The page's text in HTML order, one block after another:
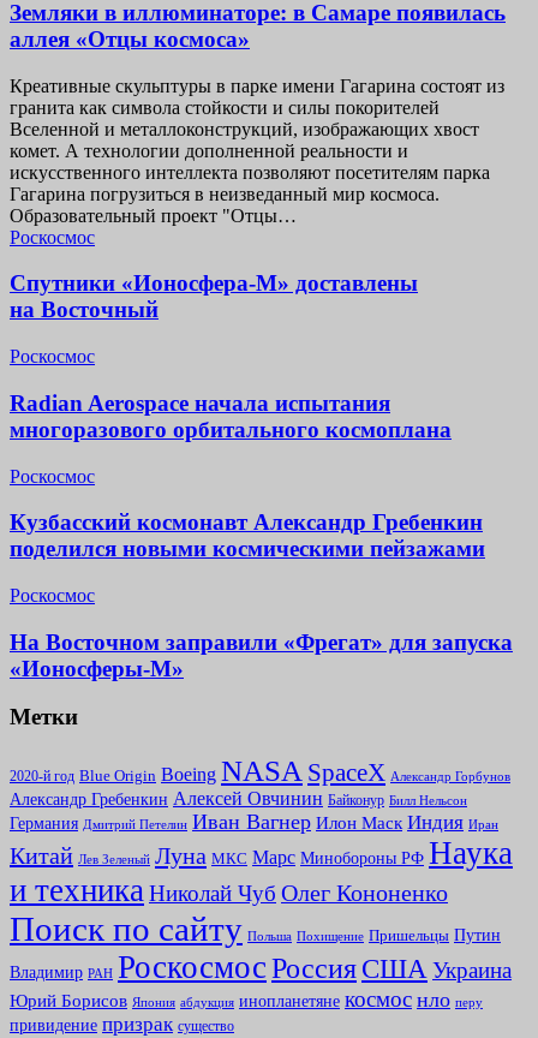
Земляки в иллюминаторе: в Самаре появилась
аллея «Отцы космоса»
Креативные скульптуры в парке имени Гагарина состоят из
гранита как символа стойкости и силы покорителей
Вселенной и металлоконструкций, изображающих хвост
комет. А технологии дополненной реальности и
искусственного интеллекта позволяют посетителям парка
Гагарина погрузиться в неизведанный мир космоса.
Образовательный проект "Отцы…
Роскосмос
Спутники «Ионосфера-М» доставлены
на Восточный
Роскосмос
Radian Aerospace начала испытания
многоразового орбитального космоплана
Роскосмос
Кузбасский космонавт Александр Гребенкин
поделился новыми космическими пейзажами
Роскосмос
На Восточном заправили «Фрегат» для запуска
«Ионосферы-М»
Метки
2020-й год Blue Origin Boeing NASA SpaceX Александр Горбунов
Александр Гребенкин Алексей Овчинин Байконур Билл Нельсон
Германия Дмитрий Петелин Иван Вагнер Илон Маск Индия Иран
Китай Лев Зеленый Луна МКС Марс Минoбороны РФ Наука
и техникаНиколай Чуб Олег Кононенко
Поиск по сайту Польша Похищение Пришельцы Путин
Владимир РАН РоскосмосРоссияСША Украина
Юрий Борисов Япония абдукция инопланетяне космос нло перу
привидение призрак существо